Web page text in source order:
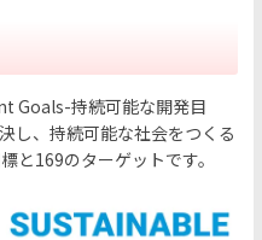
Goals-持続可能な開発目
し、持続可能な社会をつくる
と169のターゲットです。